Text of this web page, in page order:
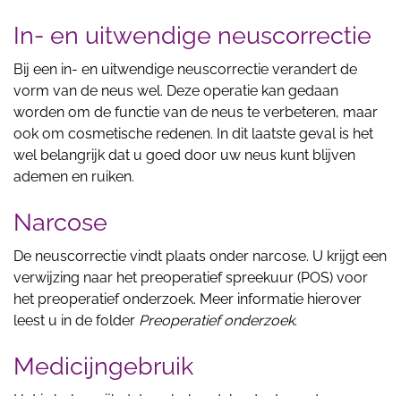
In- en uitwendige neuscorrectie
Bij een in- en uitwendige neuscorrectie verandert de
vorm van de neus wel. Deze operatie kan gedaan
worden om de functie van de neus te verbeteren, maar
ook om cosmetische redenen. In dit laatste geval is het
wel belangrijk dat u goed door uw neus kunt blijven
ademen en ruiken.
Narcose
De neuscorrectie vindt plaats onder narcose. U krijgt een
verwijzing naar het preoperatief spreekuur (POS) voor
het preoperatief onderzoek. Meer informatie hierover
leest u in de folder Preoperatief onderzoek.
Medicijngebruik